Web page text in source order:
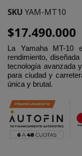
SKU YAM-MT10
$17.490.000
La Yamaha MT-
rendimiento,
tecnología avanzada
para ciudad y
única y brutal.